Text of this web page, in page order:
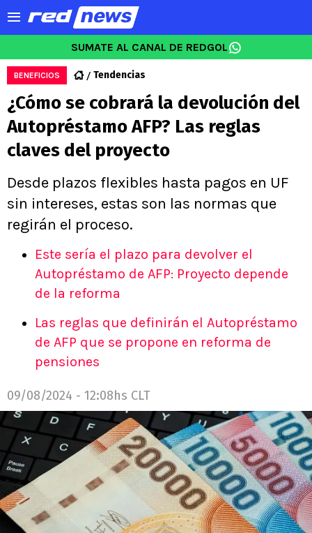
SUMATE AL CANAL DE REDGOL
BENEFICIOS Tendencias
¿Cómo se cobrará la devolución del
Autopréstamo AFP? Las reglas
claves del proyecto
Desde plazos flexibles hasta pagos en UF
sin intereses, estas son las normas que
regirán el proceso.
Este sería el plazo para devolver el
Autopréstamo de AFP: Proyecto depende
de la reforma
Las reglas que definirán el Autopréstamo
de AFP que se propone en reforma de
pensiones
09/08/2024 - 12:08hs CLT